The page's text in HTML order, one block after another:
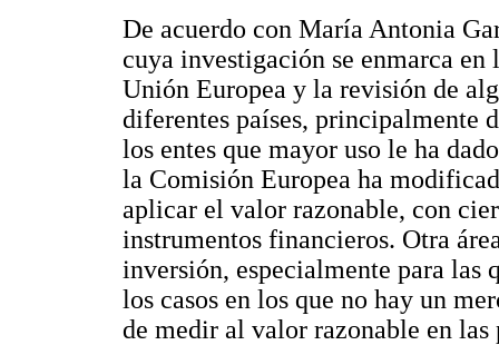
De acuerdo con María Antonia
cuya investigación se enmarca
Unión Europea y la revisión de
diferentes países, principalmente
los entes que mayor uso le ha
la Comisión Europea ha
aplicar el valor razonable, con
instrumentos financieros. Otra
inversión, especialmente para las
los casos en los que no hay un
de medir al valor razonable en las